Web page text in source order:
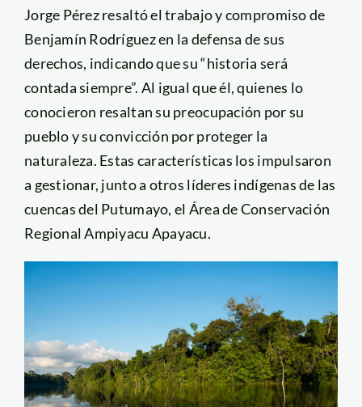
Jorge Pérez resaltó el trabajo y compromiso de
Benjamín Rodríguez en la defensa de sus
derechos, indicando que su “historia será
contada siempre”. Al igual que él, quienes lo
conocieron resaltan su preocupación por su
pueblo y su convicción por proteger la
naturaleza. Estas características los impulsaron
a gestionar, junto a otros líderes indígenas de las
cuencas del Putumayo, el Área de Conservación
Regional Ampiyacu Apayacu.